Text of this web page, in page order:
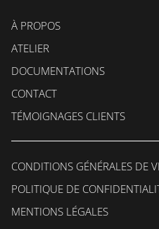
À PROPOS
ATELIER
DOCUMENTATIONS
CONTACT
TÉMOIGNAGES CLIENTS
CONDITIONS GÉNÉRALES DE
POLITIQUE DE
MENTIONS LÉGALES